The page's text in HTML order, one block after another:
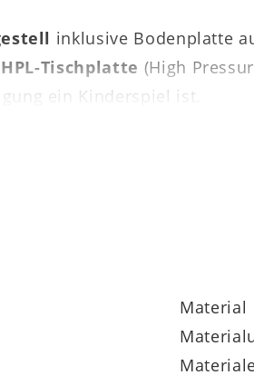
inklusive Bodenplatte
Tischplatte (High
ein Kinderspiel ist.
Material